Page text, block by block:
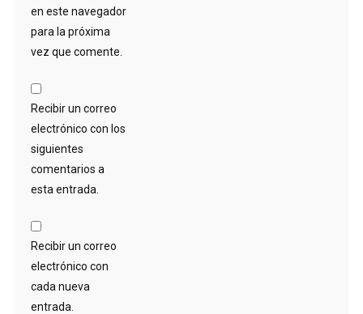
en este navegador
para la próxima
vez que comente.
Recibir un correo
electrónico con los
siguientes
comentarios a
esta entrada.
Recibir un correo
electrónico con
cada nueva
entrada.